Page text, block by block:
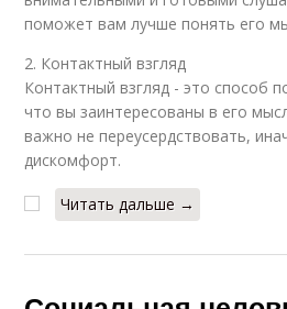
поможет вам лучше понять его
2. Контактный взгляд
Контактный взгляд - это способ
что вы заинтересованы в его
важно не переусердствовать,
дискомфорт.
Читать дальше →